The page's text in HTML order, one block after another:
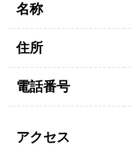
名称
住所
電話番号
アクセス